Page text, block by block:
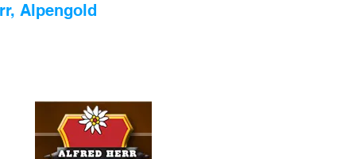
Alpengold